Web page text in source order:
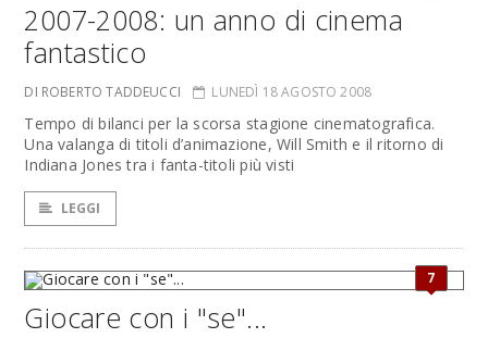
2007-2008: un anno di cinema
fantastico
DI ROBERTO TADDEUCCI LUNEDÌ 18 AGOSTO 2008
Tempo di bilanci per la scorsa stagione cinematografica.
Una valanga di titoli d’animazione, Will Smith e il ritorno di
Indiana Jones tra i fanta-titoli più visti
LEGGI
7
Giocare con i "se"...